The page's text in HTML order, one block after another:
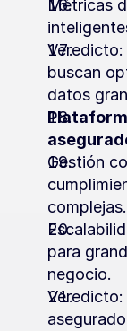
Métricas
Veredicto:
buscan
datos
Gestión
complejas.
para
negocio.
Veredicto: